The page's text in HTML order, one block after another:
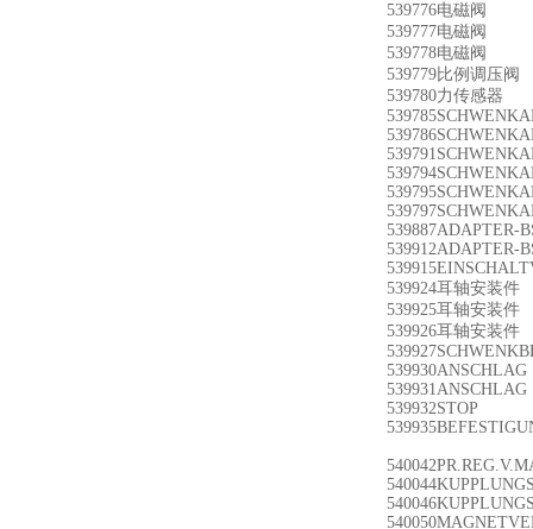
539776电磁阀
539777电磁阀
539778电磁阀
539779比例调压
539780力传感器
539924耳轴安装
539925耳轴安装
539926耳轴安装
539932STOP